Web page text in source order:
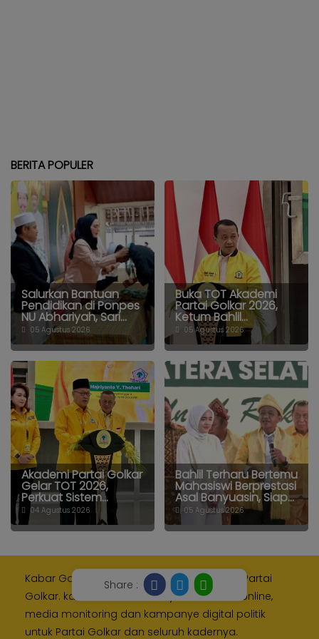
Share :
BERITA POPULER
Salurkan Bantuan
Pendidikan di Ponpes
NU Abhariyah, Sari...
05 Agustus 2026
Buka TOT Akademi
Partai Golkar 2026,
Ketum Bahlil...
05 Agustus 2026
Akademi Partai Golkar
Gelar TOT 2026,
Perkuat Sistem...
04 Agustus 2026
Bahlil Terharu Bertemu
Mahasiswi Berprestasi
Asal Banyuasin, Siap...
05 Agustus 2026
Kabar Golkar adalah media resmi Internal Partai
Golkar. kami memberikan layanan media online,
media monitoring dan kampanye digital politik
untuk Partai Golkar dan seluruh kadernya.